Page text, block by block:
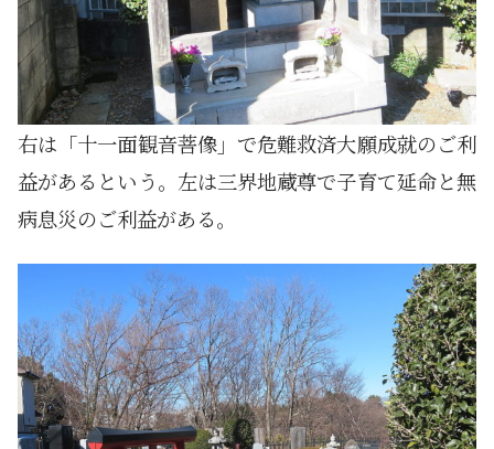
右は「十一面観音菩像」で危難救済大願成就のご利
益があるという。左は三界地蔵尊で子育て延命と無
病息災のご利益がある。